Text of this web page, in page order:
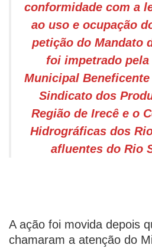
conformidade com a
ao uso e ocupação
petição do Mandato
foi impetrado pela
Municipal Beneficente
Sindicato dos
Região de Irecê e o
Hidrográficas dos
afluentes do Rio
A ação foi movida depois
chamaram a atenção do